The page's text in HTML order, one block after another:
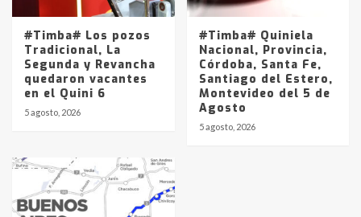
#Timba# Los pozos
Tradicional, La
Segunda y Revancha
quedaron vacantes
en el Quini 6
5 agosto, 2026
#Timba# Quiniela
Nacional, Provincia,
Córdoba, Santa Fe,
Santiago del Estero,
Montevideo del 5 de
Agosto
5 agosto, 2026